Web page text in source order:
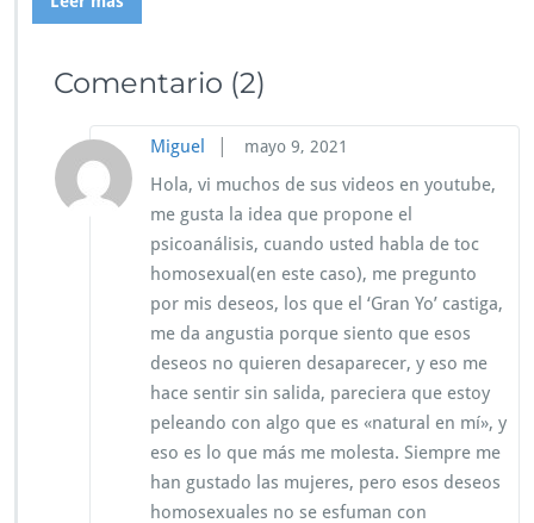
Comentario (2)
Miguel mayo 9, 2021
Hola, vi muchos de sus videos en youtube,
me gusta la idea que propone el
psicoanálisis, cuando usted habla de toc
homosexual(en este caso), me pregunto
por mis deseos, los que el ‘Gran Yo’ castiga,
me da angustia porque siento que esos
deseos no quieren desaparecer, y eso me
hace sentir sin salida, pareciera que estoy
peleando con algo que es «natural en mí», y
eso es lo que más me molesta. Siempre me
han gustado las mujeres, pero esos deseos
homosexuales no se esfuman con